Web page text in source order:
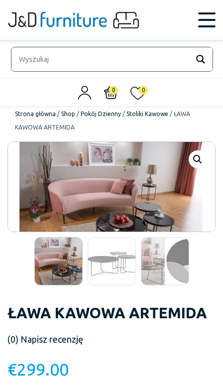
0 0
Strona główna / Shop / Pokój Dzienny / Stoliki Kawowe / ŁAWA
KAWOWA ARTEMIDA
ŁAWA KAWOWA ARTEMIDA
(0) Napisz recenzję
€299.00